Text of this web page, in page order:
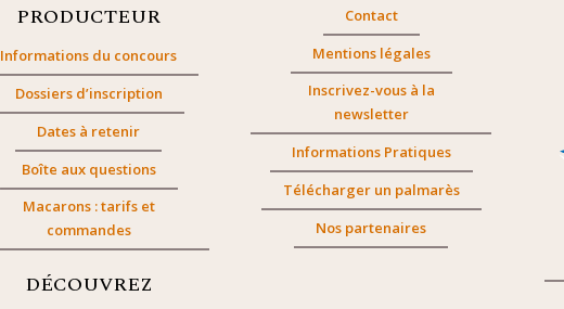
PRODUCTEUR
Informations du concours
Dossiers d’inscription
Dates à retenir
Boîte aux questions
Macarons : tarifs et
commandes
DÉCOUVREZ
Contact
Mentions légales
Inscrivez-vous à la
newsletter
Informations Pratiques
Télécharger un palmarès
Nos partenaires